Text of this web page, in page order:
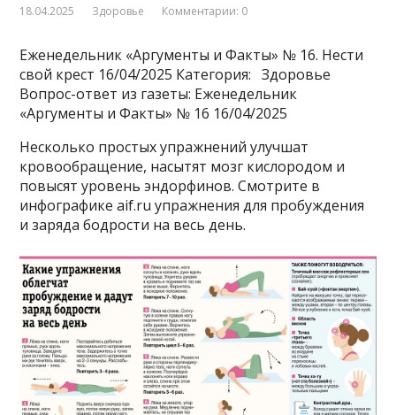
18.04.2025 Здоровье Комментарии: 0
Еженедельник «Аргументы и Факты» № 16. Нести
свой крест 16/04/2025 Категория: Здоровье
Вопрос-ответ из газеты: Еженедельник
«Аргументы и Факты» № 16 16/04/2025
Несколько простых упражнений улучшат
кровообращение, насытят мозг кислородом и
повысят уровень эндорфинов. Смотрите в
инфографике aif.ru упражнения для пробуждения
и заряда бодрости на весь день.